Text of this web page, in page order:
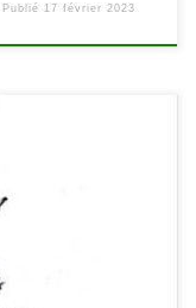
Publié 17 février 2023
(K.L.) «
le public à
leurs
me donnent
[…]